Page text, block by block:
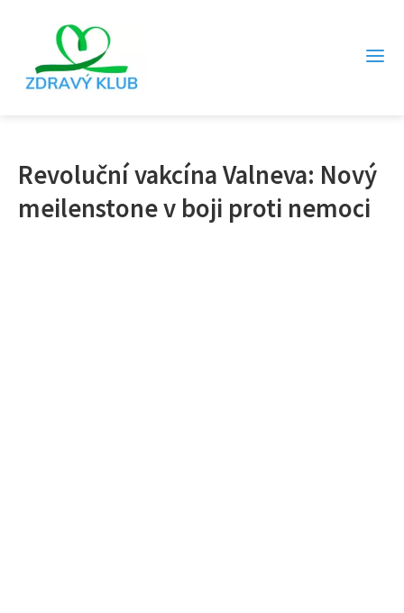
Revoluční vakcína Valneva: Nový
meilenstone v boji proti nemoci